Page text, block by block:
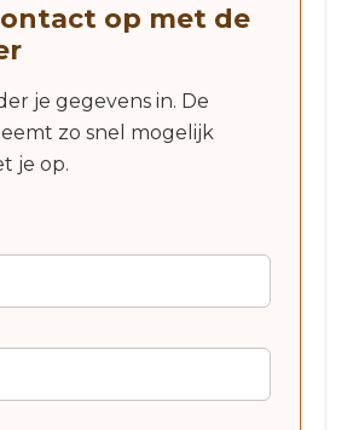
op met de
je gegevens in. De
zo snel mogelijk
je op.